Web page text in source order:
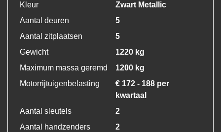
Kleur
Zwart Metallic
Aantal deuren
5
Aantal zitplaatsen
5
Gewicht
1220 kg
Maximum massa geremd
1200 kg
Motorrijtuigenbelasting
€ 172 - 188 per
kwartaal
Aantal sleutels
2
Aantal handzenders
2